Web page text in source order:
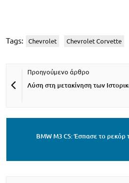
Tags: Chevrolet Chevrolet Corvette
Λύση στη μετακίνηση των
BMW M3 CS: Έσπασε το ρεκόρ